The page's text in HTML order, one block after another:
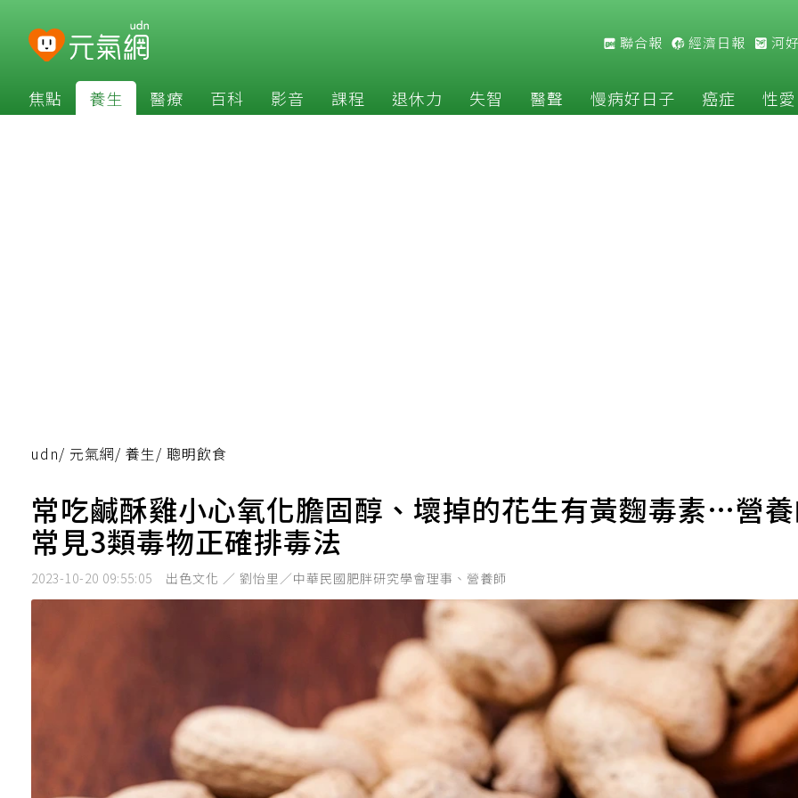
聯合報 經濟日報 河
焦點 養生 醫療 百科 影音 課程 退休力 失智 醫聲 慢病好日子 癌症 性愛
udn/ 元氣網/ 養生/ 聰明飲食
常吃鹹酥雞小心氧化膽固醇、壞掉的花生有黃麴毒素…營
常見3類毒物正確排毒法
2023-10-20 09:55:05 出色文化 ／ 劉怡里／中華民國肥胖研究學會理事、營養師